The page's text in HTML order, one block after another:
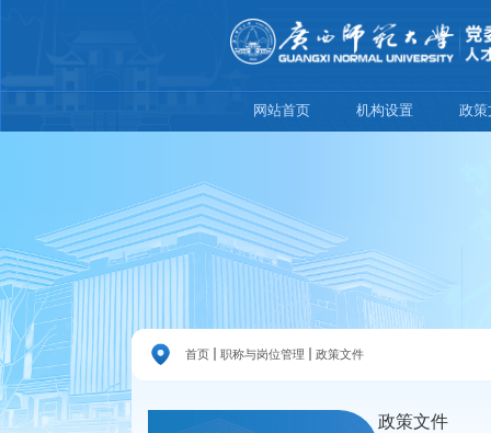
网站首页 机构设置 政策
首页 职称与岗位管理 政策文件
政策文件